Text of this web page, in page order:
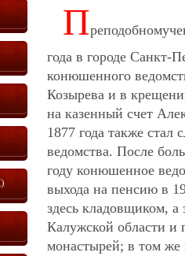
П
года в городе Санкт-
конюшенного
Козырева и в
на казенный счет
1877 года также
ведомства. После
году конюшенное
выхода на пенсию в
здесь кладовщиком, а
Калужской области и
монастырей; в том же